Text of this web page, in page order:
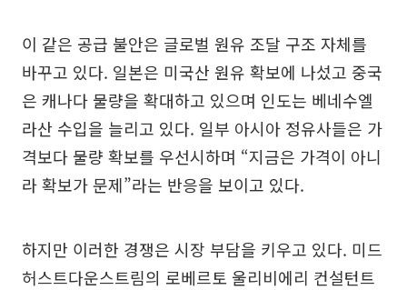
이 같은 공급 불안은 글로벌 원유 조달 구조 자체를
바꾸고 있다. 일본은 미국산 원유 확보에 나섰고 중국
은 캐나다 물량을 확대하고 있으며 인도는 베네수엘
라산 수입을 늘리고 있다. 일부 아시아 정유사들은 가
격보다 물량 확보를 우선시하며 “지금은 가격이 아니
라 확보가 문제”라는 반응을 보이고 있다.
하지만 이러한 경쟁은 시장 부담을 키우고 있다. 미드
허스트다운스트림의 로베르토 울리비에리 컨설턴트